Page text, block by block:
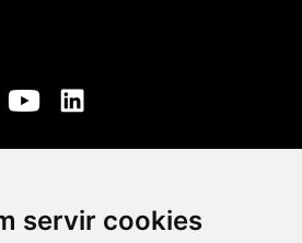
servir cookies